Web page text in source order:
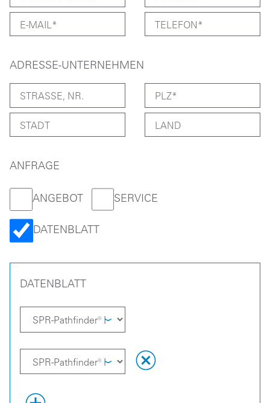
ADRESSE-UNTERNEHMEN
ANFRAGE
ANGEBOT SERVICE
DATENBLATT
DATENBLATT